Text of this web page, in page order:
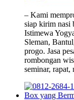
– Kami
siap kirim nasi
Istimewa
Sleman,
progo. Jasa
rombongan
seminar,